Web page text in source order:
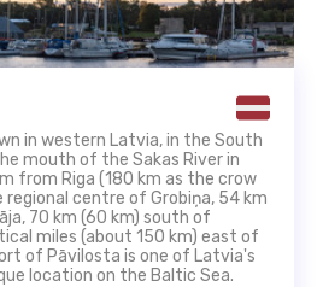
in western Latvia, in the South
mouth of the Sakas River in
from Riga (180 km as the crow
centre of Grobiņa, 54 km
70 km (60 km) south of
miles (about 150 km) east of
of Pāvilosta is one of Latvia's
location on the Baltic Sea.